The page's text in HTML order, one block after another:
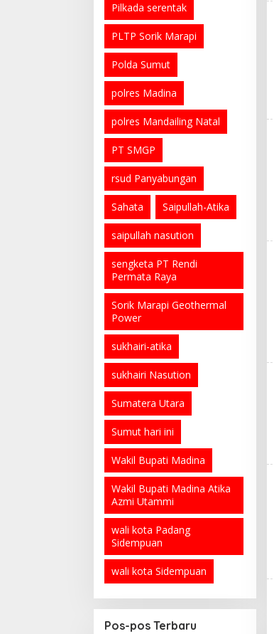
Pilkada serentak
PLTP Sorik Marapi
Polda Sumut
polres Madina
polres Mandailing Natal
PT SMGP
rsud Panyabungan
Sahata Saipullah-Atika
saipullah nasution
sengketa PT Rendi
Permata Raya
Sorik Marapi Geothermal
Power
sukhairi-atika
sukhairi Nasution
Sumatera Utara
Sumut hari ini
Wakil Bupati Madina
Wakil Bupati Madina Atika
Azmi Utammi
wali kota Padang
Sidempuan
wali kota Sidempuan
Pos-pos Terbaru